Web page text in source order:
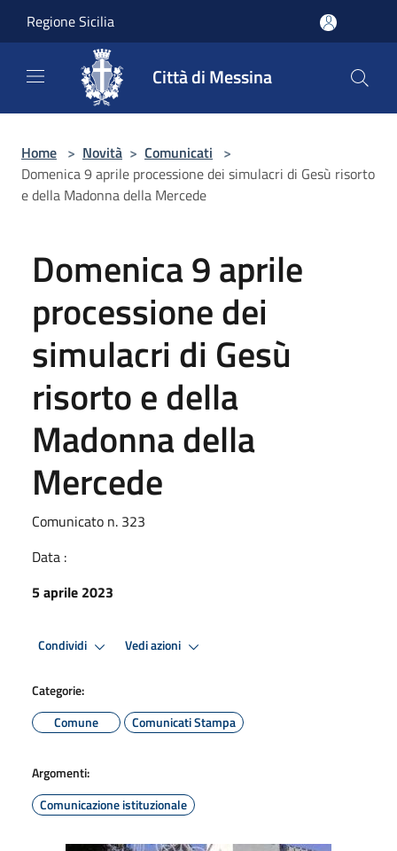
Regione Sicilia
Città di Messina
Home > Novità > Comunicati >
Domenica 9 aprile processione dei simulacri di Gesù risorto
e della Madonna della Mercede
Domenica 9 aprile
processione dei
simulacri di Gesù
risorto e della
Madonna della
Mercede
Comunicato n. 323
Data :
5 aprile 2023
Condividi Vedi azioni
Categorie:
Comune
Comunicati Stampa
Argomenti:
Comunicazione istituzionale